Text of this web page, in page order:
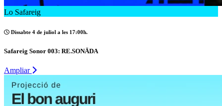
Lo Safareig
Dissabte 4 de juliol a les 17:00h.
Safareig Sonor 003: RE.SONĀDA
Ampliar